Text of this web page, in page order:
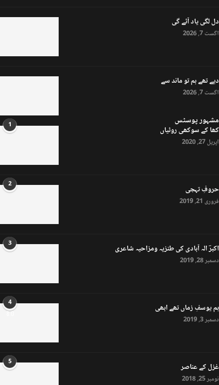
دل لگی یاد آئے گی
اگست 7, 2026
دیے تھے ہم تو ماند سے
اگست 7, 2026
مشہور پوسٹس 1 کھا کے سوکھی روٹیاں
اپریل 27, 2020
2 حروفِ تہجی
فروری 21, 2019
3 اکبرؔ الہ آبادی کی طنزیہ ومزاحیہ شاعری
دسمبر 28, 2019
4
8.0 ہم یوسفِ زماں تھے ابھی
دسمبر 3, 2019
5 غزل کے عناصر
نومبر 25, 2018